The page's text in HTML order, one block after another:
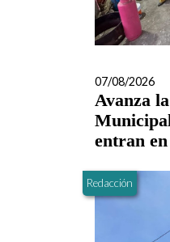
07/08/2026
Avanza
entran
Redacción